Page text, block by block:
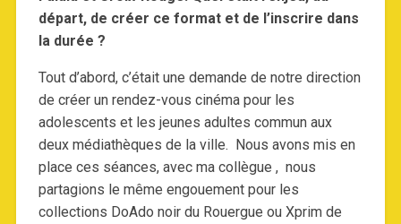
départ, de créer ce format et de l’inscrire dans
la durée ?
Tout d’abord, c’était une demande de notre direction
de créer un rendez-vous cinéma pour les
adolescents et les jeunes adultes commun aux
deux médiathèques de la ville. Nous avons mis en
place ces séances, avec ma collègue , nous
partagions le même engouement pour les
collections DoAdo noir du Rouergue ou Xprim de